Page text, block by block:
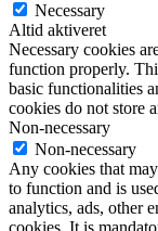
Necessary
Altid aktiveret
Necessary cookies
function properly.
basic functionalities
cookies do not store
Non-necessary
Non-necessary
Any cookies that
to function and is
analytics, ads, other